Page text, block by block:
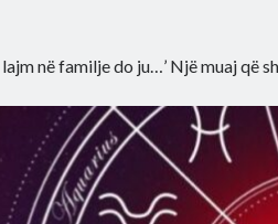
lajm në familje do ju…’ Një muaj që